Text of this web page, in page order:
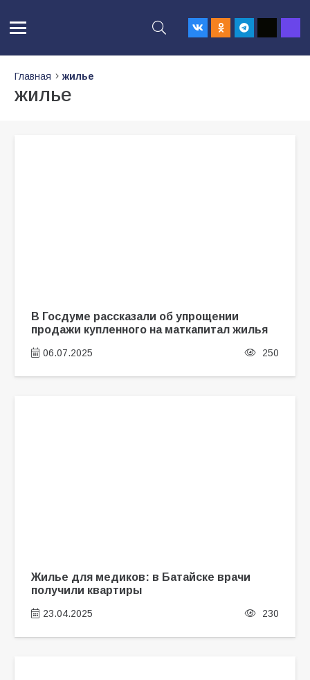
Главная жилье
жилье
В Госдуме рассказали об упрощении
продажи купленного на маткапитал жилья
06.07.2025 250
Жилье для медиков: в Батайске врачи
получили квартиры
23.04.2025 230